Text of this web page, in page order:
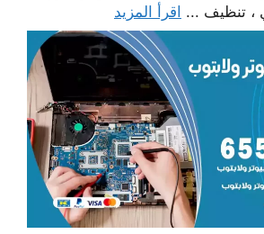
، تنظيف ... اقرأ المزيد